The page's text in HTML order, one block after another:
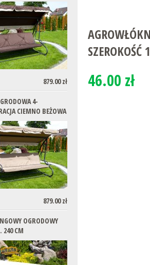
879.00 zł
4-
CIEMNO BEŻOWA
879.00 zł
OGRODOWY
240 CM
SZEROKOŚĆ
46.00 zł